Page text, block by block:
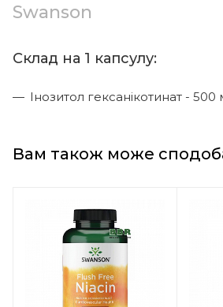
Swanson
Склад на 1 капсулу:
Інозитол гексанікотинат - 500
Вам також може